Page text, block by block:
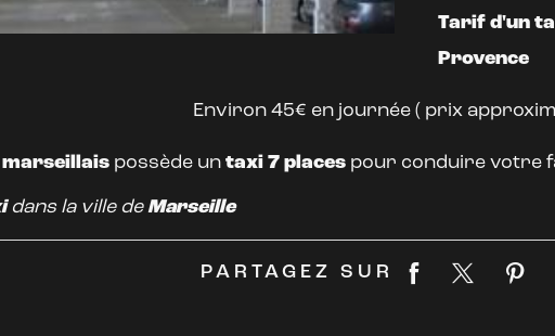
Tarif d'un
Provence
Environ 45€ en journée ( prix
marseillaispossède untaxi 7 placespour conduire votre
dans la ville deMarseille
PARTAGEZ SUR